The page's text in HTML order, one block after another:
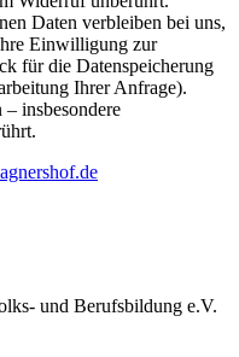
Daten verbleiben bei uns,
Einwilligung zur
für die Datenspeicherung
Ihrer Anfrage).
insbesondere
und Berufsbildung e.V.